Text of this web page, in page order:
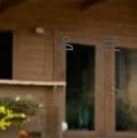

